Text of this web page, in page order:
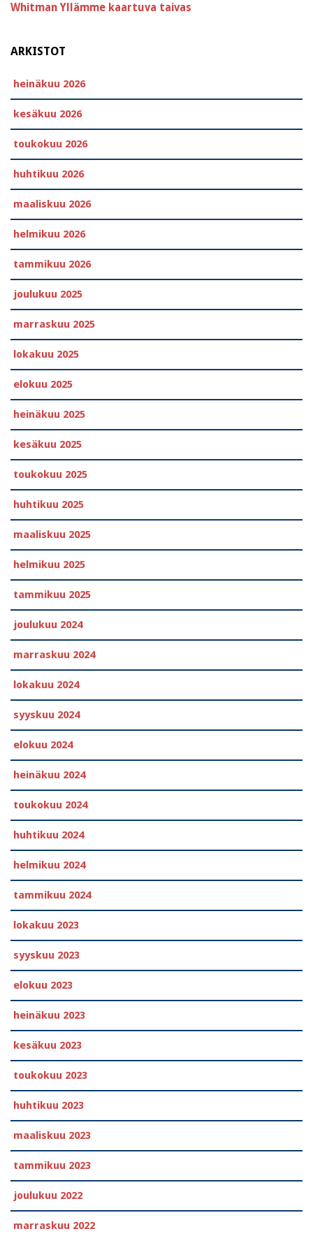
Whitman Yllämme kaartuva taivas
ARKISTOT
heinäkuu 2026
kesäkuu 2026
toukokuu 2026
huhtikuu 2026
maaliskuu 2026
helmikuu 2026
tammikuu 2026
joulukuu 2025
marraskuu 2025
lokakuu 2025
elokuu 2025
heinäkuu 2025
kesäkuu 2025
toukokuu 2025
huhtikuu 2025
maaliskuu 2025
helmikuu 2025
tammikuu 2025
joulukuu 2024
marraskuu 2024
lokakuu 2024
syyskuu 2024
elokuu 2024
heinäkuu 2024
toukokuu 2024
huhtikuu 2024
helmikuu 2024
tammikuu 2024
lokakuu 2023
syyskuu 2023
elokuu 2023
heinäkuu 2023
kesäkuu 2023
toukokuu 2023
huhtikuu 2023
maaliskuu 2023
tammikuu 2023
joulukuu 2022
marraskuu 2022